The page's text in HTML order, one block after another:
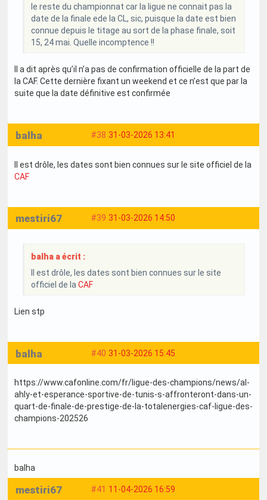
le reste du championnat car la ligue ne connait pas la
date de la finale ede la CL, sic, puisque la date est bien
connue depuis le titage au sort de la phase finale, soit
15, 24 mai. Quelle incomptence !!
Il a dit après qu’il n’a pas de confirmation officielle de la part de
la CAF. Cette dernière fixant un weekend et ce n’est que par la
suite que la date définitive est confirmée
#38 31-03-2026 13:41
balha
Il est drôle, les dates sont bien connues sur le site officiel de la
CAF
#39 31-03-2026 14:50
mestiri67
balha a écrit :
Il est drôle, les dates sont bien connues sur le site
officiel de la CAF
Lien stp
#40 31-03-2026 15:45
balha
https://www.cafonline.com/fr/ligue-des-champions/news/al-
ahly-et-esperance-sportive-de-tunis-s-affronteront-dans-un-
quart-de-finale-de-prestige-de-la-totalenergies-caf-ligue-des-
champions-202526
balha
#41 11-04-2026 16:59
mestiri67